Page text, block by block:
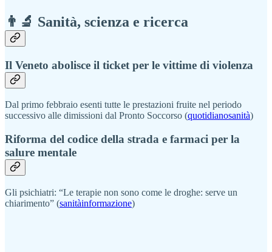
👨‍🔬 Sanità, scienza e ricerca
Il Veneto abolisce il ticket per le vittime di violenza
Dal primo febbraio esenti tutte le prestazioni fruite nel periodo
successivo alle dimissioni dal Pronto Soccorso (quotidianosanità)
Riforma del codice della strada e farmaci per la
salure mentale
Gli psichiatri: “Le terapie non sono come le droghe: serve un
chiarimento” (sanitàinformazione)